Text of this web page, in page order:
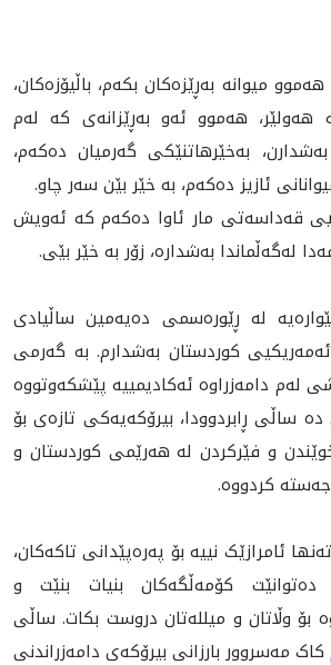
میوانه‌ به‌ڕێزه‌كان بكه‌م، باڵیۆزه‌كان،
هه‌ولێر، هه‌موو ئه‌و به‌ڕێزانه‌ی كه‌ له‌م
به‌خێرهاتنێكی گه‌رمیان ده‌كه‌م،
ئازیز ده‌كه‌م، به خێر بێن سه‌ر چاو.
قه‌داسه‌تی مار ئاوا ده‌كه‌م كه‌ ئه‌ویش
له‌گه‌ڵماندا به‌شداره‌، زۆر به‌ خێر بێی.
له‌ ڕێوره‌سمى دەیەمین ساڵیادی
ئەمه‌ریکیی کوردستان به‌شدارم. به‌ گه‌رمی
لەم دامەزراوە ئەکادیمییە پێشكه‌وتووه‌
ساڵی ڕابردوودا، بیرۆکەیەکی تازه‌ى بۆ
و فێركردن لە هەرێمی کوردستان و
کردووە.
ئامرازێک نییە بۆ پەرەپێدانی تاکەکان،
کۆمەڵگەکان بنیات بنێت و
بۆ وڵاتان و میلله‌تان دروست بکات. ساڵی
کاک مه‌سروور بارزانی بیرۆکەی دامەزراندنی